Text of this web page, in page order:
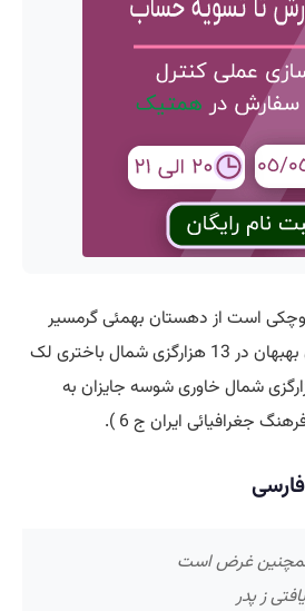
است از دهستان بهمئی گرمسیر
بخش کهکیلویه شهرستان بهبهان در 13 هزارگزی شمال باختری لک
و 42 هزارگزی شمال خاوری شوسه جایزان به
غرض است
ز پدر